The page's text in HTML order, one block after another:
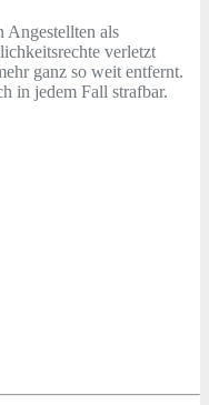
Angestellten als
verletzt
ganz so weit entfernt.
in jedem Fall strafbar.